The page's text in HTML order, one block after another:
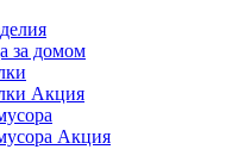
за домом
Акция
Акция